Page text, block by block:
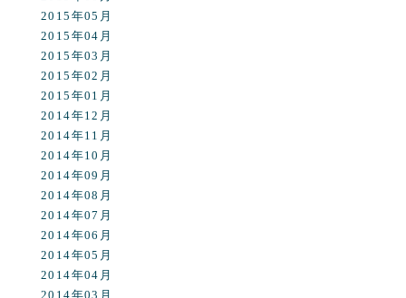
2015年05月
2015年04月
2015年03月
2015年02月
2015年01月
2014年12月
2014年11月
2014年10月
2014年09月
2014年08月
2014年07月
2014年06月
2014年05月
2014年04月